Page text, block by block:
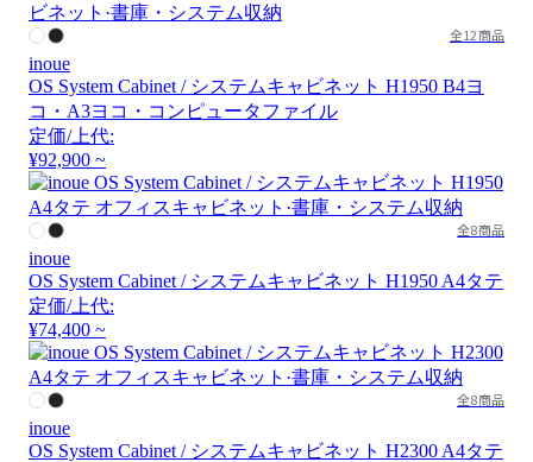
全12商品
inoue
OS System Cabinet / システムキャビネット H1950 B4ヨ
コ・A3ヨコ・コンピュータファイル
定価/上代:
¥92,900 ~
全8商品
inoue
OS System Cabinet / システムキャビネット H1950 A4タテ
定価/上代:
¥74,400 ~
全8商品
inoue
OS System Cabinet / システムキャビネット H2300 A4タテ